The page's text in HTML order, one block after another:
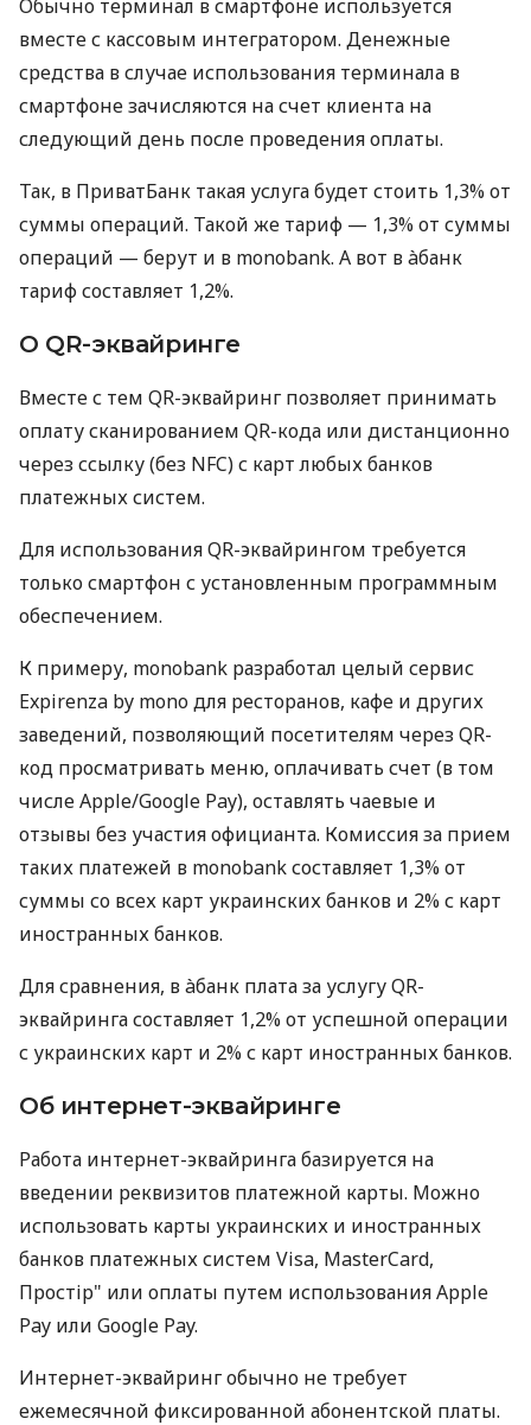
Обычно терминал в смартфоне используется
вместе с кассовым интегратором. Денежные
средства в случае использования терминала в
смартфоне зачисляются на счет клиента на
следующий день после проведения оплаты.
Так, в ПриватБанк такая услуга будет стоить 1,3% от
суммы операций. Такой же тариф — 1,3% от суммы
операций — берут и в monobank. А вот в àбанк
тариф составляет 1,2%.
О QR-эквайринге
Вместе с тем QR-эквайринг позволяет принимать
оплату сканированием QR-кода или дистанционно
через ссылку (без NFC) с карт любых банков
платежных систем.
Для использования QR-эквайрингом требуется
только смартфон с установленным программным
обеспечением.
К примеру, monobank разработал целый сервис
Expirenza by mono для ресторанов, кафе и других
заведений, позволяющий посетителям через QR-
код просматривать меню, оплачивать счет (в том
числе Apple/Google Pay), оставлять чаевые и
отзывы без участия официанта. Комиссия за прием
таких платежей в monobank составляет 1,3% от
суммы со всех карт украинских банков и 2% с карт
иностранных банков.
Для сравнения, в àбанк плата за услугу QR-
эквайринга составляет 1,2% от успешной операции
с украинских карт и 2% с карт иностранных банков.
Об интернет-эквайринге
Работа интернет-эквайринга базируется на
введении реквизитов платежной карты. Можно
использовать карты украинских и иностранных
банков платежных систем Visa, MasterCard,
Простір" или оплаты путем использования Apple
Pay или Google Pay.
Интернет-эквайринг обычно не требует
ежемесячной фиксированной абонентской платы.